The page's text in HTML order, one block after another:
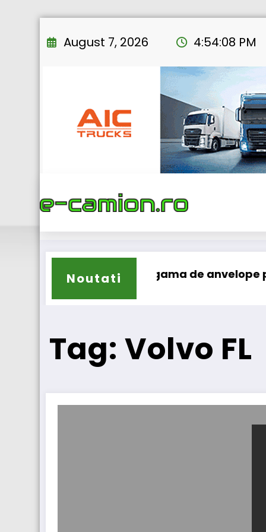
to
August 7, 2026 4:54:09 PM
Noutati
își extinde gama de anvelope pentru Lars
Tag: Volvo FL